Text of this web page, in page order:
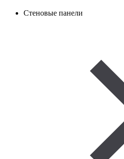
Стеновые панели